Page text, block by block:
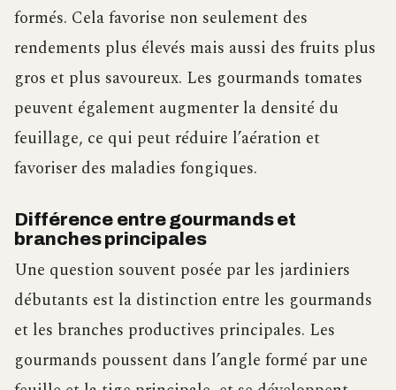
formés. Cela favorise non seulement des
rendements plus élevés mais aussi des fruits plus
gros et plus savoureux. Les gourmands tomates
peuvent également augmenter la densité du
feuillage, ce qui peut réduire l’aération et
favoriser des maladies fongiques.
Différence entre gourmands et
branches principales
Une question souvent posée par les jardiniers
débutants est la distinction entre les gourmands
et les branches productives principales. Les
gourmands poussent dans l’angle formé par une